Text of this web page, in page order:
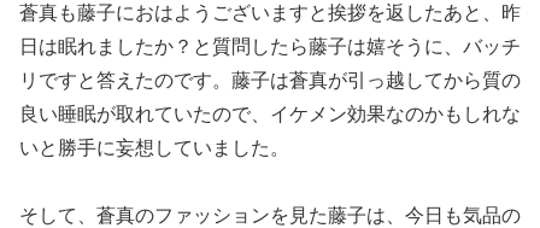
蒼真も藤子におはようございますと挨拶を返したあと、昨
日は眠れましたか？と質問したら藤子は嬉そうに、バッチ
リですと答えたのです。藤子は蒼真が引っ越してから質の
良い睡眠が取れていたので、イケメン効果なのかもしれな
いと勝手に妄想していました。
そして、蒼真のファッションを見た藤子は、今日も気品の